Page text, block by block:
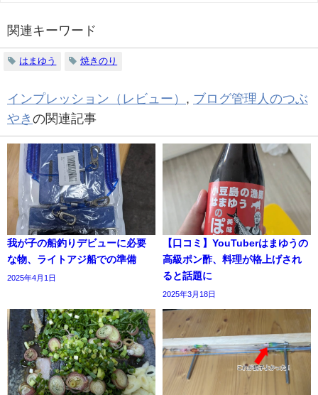
関連キーワード
はまゆう 焼きのり
インプレッション（レビュー） , ブログ管理人のつぶ
やき の関連記事
我が子の船釣りデビューに必要
な物、ライトアジ船での準備
2025年4月1日
【口コミ】YouTuberはまゆうの
高級ポン酢、料理が格上げされ
ると話題に
2025年3月18日